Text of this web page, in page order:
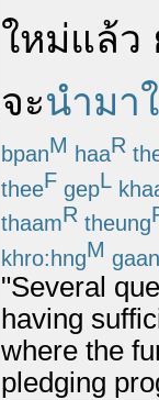
ใหม่แล้ว
จะนำมา
bpanM haaR
theeF gepL
thaamR theung
khro:hngM gaan
"Several
having
where the
pledging